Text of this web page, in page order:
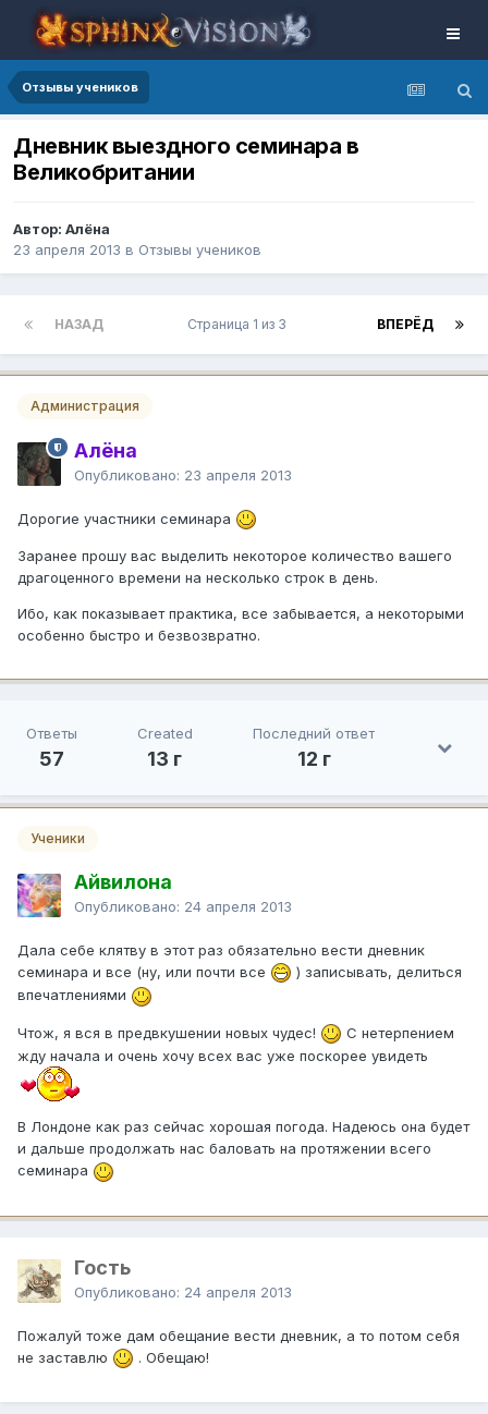
Отзывы учеников
Дневник выездного семинара в
Великобритании
Автор: Алёна
23 апреля 2013 в Отзывы учеников
НАЗАД ВПЕРЁД
Страница 1 из 3
Администрация
Алёна
Опубликовано: 23 апреля 2013
Дорогие участники семинара
Заранее прошу вас выделить некоторое количество вашего
драгоценного времени на несколько строк в день.
Ибо, как показывает практика, все забывается, а некоторыми
особенно быстро и безвозвратно.
Ответы
57
Created
13 г
Последний ответ
12 г
Ученики
Айвилона
Опубликовано: 24 апреля 2013
Дала себе клятву в этот раз обязательно вести дневник
семинара и все (ну, или почти все
) записывать, делиться
впечатлениями
Чтож, я вся в предвкушении новых чудес!
С нетерпением
жду начала и очень хочу всех вас уже поскорее увидеть
В Лондоне как раз сейчас хорошая погода. Надеюсь она будет
и дальше продолжать нас баловать на протяжении всего
семинара
Гость
Опубликовано: 24 апреля 2013
Пожалуй тоже дам обещание вести дневник, а то потом себя
не заставлю
. Обещаю!